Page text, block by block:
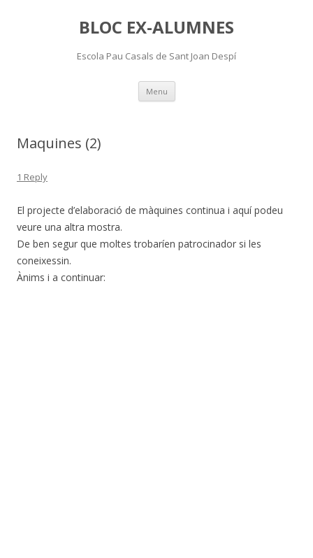
BLOC EX-ALUMNES
Escola Pau Casals de Sant Joan Despí
Menu Skip
content
Maquines (2)
1 Reply
El projecte d’elaboració de màquines continua i aquí podeu
veure una altra mostra.
De ben segur que moltes trobaríen patrocinador si les
coneixessin.
Ànims i a continuar: